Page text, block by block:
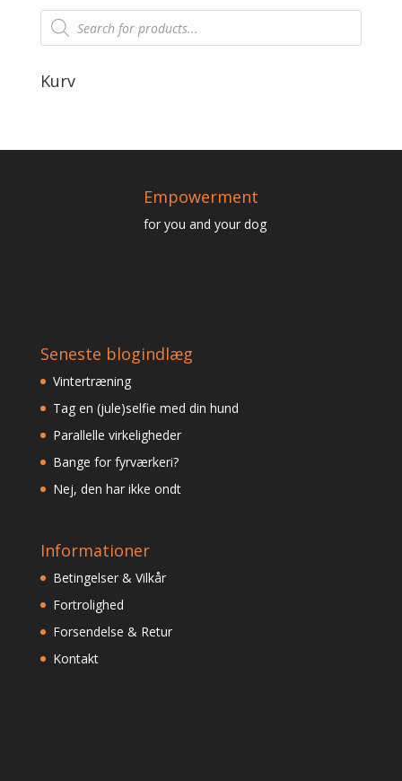
Products
search
Kurv
Empowerment
for you and your dog
Seneste blogindlæg
Vintertræning
Tag en (jule)selfie med din hund
Parallelle virkeligheder
Bange for fyrværkeri?
Nej, den har ikke ondt
Informationer
Betingelser & Vilkår
Fortrolighed
Forsendelse & Retur
Kontakt